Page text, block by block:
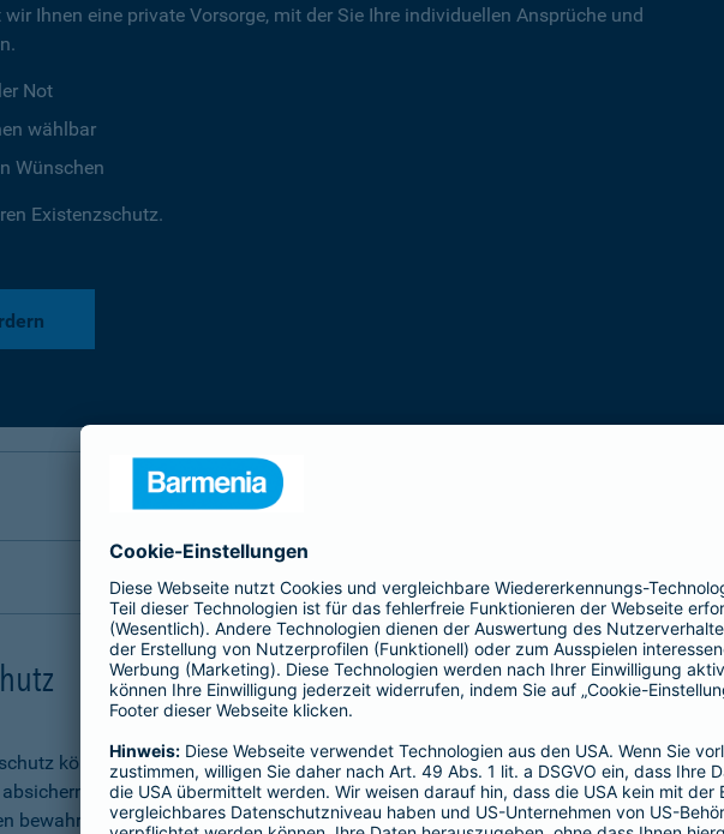
Ihnen eine private Vorsorge, mit der Sie Ihre individuellen Ansprüche und
Not
wählbar
Wünschen
Existenzschutz.
Produkte der Gothaer Lebensversicherung
können Sie jetzt bis zu
und sich so vor
bewahren. Bereits beim Verlust einer
Fähigkeiten der Kinder
Arbeitskraftabsicherung
können Sie Ihre Kinder